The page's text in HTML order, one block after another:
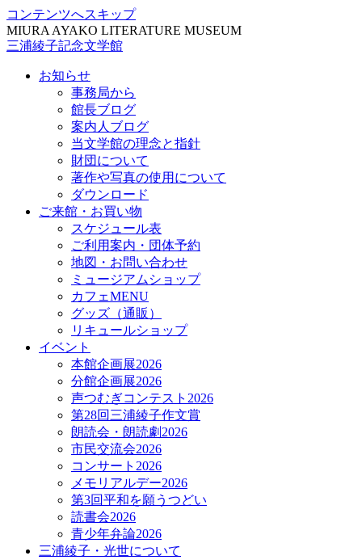
コンテンツへスキップ
MIURA AYAKO LITERATURE MUSEUM
三浦綾子記念文学館
お知らせ
事務局から
館長ブログ
案内人ブログ
当文学館の理念と指針
財団について
著作や写真の使用について
ダウンロード
ご来館・お買い物
スケジュール表
ご利用案内・団体予約
地図・お問い合わせ
ミュージアムショップ
カフェMENU
グッズ（通販）
リキュールショップ
イベント
本館企画展2026
分館企画展2026
声つむぎコンテスト2026
第28回三浦綾子作文賞
朗読会・朗読劇2026
市民交流会2026
コンサート2026
メモリアルデー2026
第3回平和を願うつどい
読書会2026
青少年弁論2026
三浦綾子・光世について